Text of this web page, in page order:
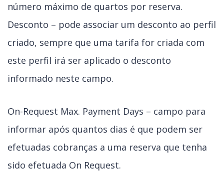
número máximo de quartos por reserva.
Desconto – pode associar um desconto ao perfil
criado, sempre que uma tarifa for criada com
este perfil irá ser aplicado o desconto
informado neste campo.
On-Request Max. Payment Days – campo para
informar após quantos dias é que podem ser
efetuadas cobranças a uma reserva que tenha
sido efetuada On Request.